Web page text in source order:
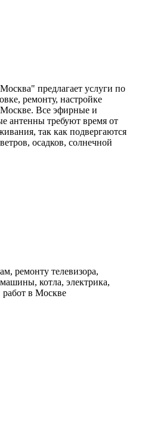
предлагает услуги по
ремонту, настройке
Все эфирные и
антенны требуют время от
так как подвергаются
осадков, солнечной
ремонту телевизора,
котла, электрика,
в Москве